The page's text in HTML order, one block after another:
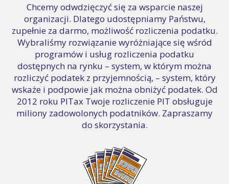
Chcemy odwdzięczyć się za wsparcie naszej
organizacji. Dlatego udostępniamy Państwu,
zupełnie za darmo, możliwość rozliczenia podatku.
Wybraliśmy rozwiązanie wyróżniające się wśród
programów i usług rozliczenia podatku
dostępnych na rynku – system, w którym można
rozliczyć podatek z przyjemnością, – system, który
wskaże i podpowie jak można obniżyć podatek. Od
2012 roku PITax Twoje rozliczenie PIT obsługuje
miliony zadowolonych podatników. Zapraszamy
do skorzystania.